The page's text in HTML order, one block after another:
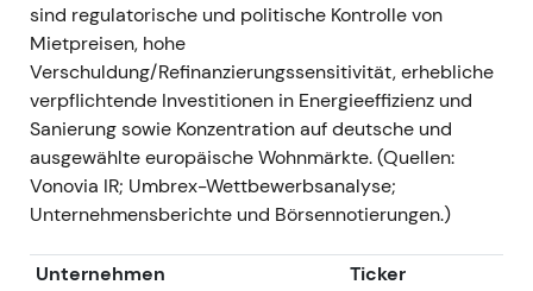
spürbarer Verwässerung und lenkte den Fokus
auf Integrationsrendite,
Verschuldungskennzahlen und Zinssensitivität;
die Stimmung wurde vorsichtiger hinsichtlich
FFO-Verwässerung und steigender
Finanzierungskosten.
Anhaltender Kursdruck und Rückgang rund um
die Kapitalerhöhung und die unmittelbare
Neubewertung des Verschuldungsgrads).
sind regulatorische und politische Kontrolle von
Mietpreisen, hohe
Verschuldung/Refinanzierungssensitivität, erhebliche
verpflichtende Investitionen in Energieeffizienz und
Sanierung sowie Konzentration auf deutsche und
ausgewählte europäische Wohnmärkte. (Quellen:
Vonovia IR; Umbrex-Wettbewerbsanalyse;
Unternehmensberichte und Börsennotierungen.)
Unternehmen Ticker